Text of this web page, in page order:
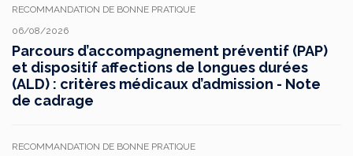
RECOMMANDATION DE BONNE PRATIQUE
06/08/2026
Parcours d’accompagnement préventif (PAP)
et dispositif affections de longues durées
(ALD) : critères médicaux d’admission - Note
de cadrage
RECOMMANDATION DE BONNE PRATIQUE